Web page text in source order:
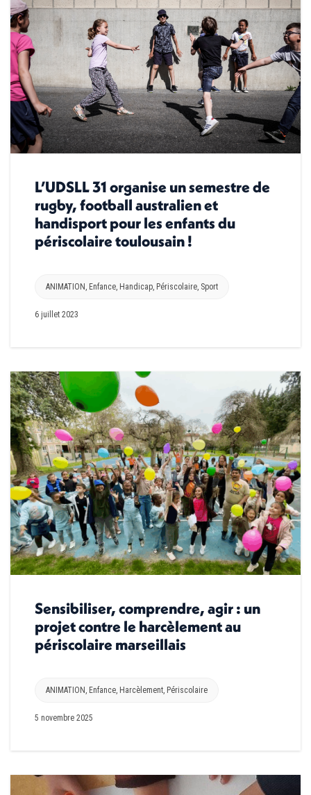
L’UDSLL 31 organise un semestre de
rugby, football australien et
handisport pour les enfants du
périscolaire toulousain !
ANIMATION, Enfance, Handicap, Périscolaire, Sport
6 juillet 2023
Sensibiliser, comprendre, agir : un
projet contre le harcèlement au
périscolaire marseillais
ANIMATION Enfance Harcèlement Périscolaire
5 novembre 2025